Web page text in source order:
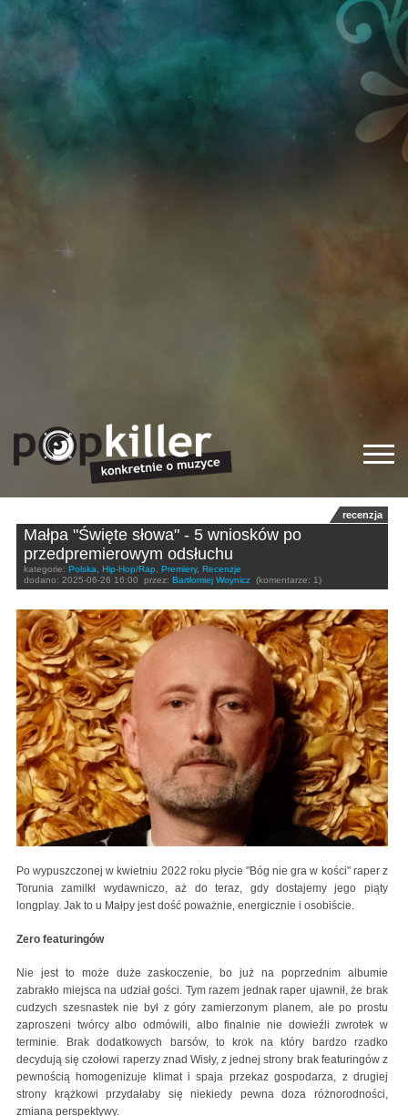
recenzja
Małpa "Święte słowa" - 5 wniosków po
przedpremierowym odsłuchu
kategorie: Polska, Hip-Hop/Rap, Premiery, Recenzje
dodano: 2025-06-26 16:00 przez: Bartłomiej Woynicz (komentarze: 1)
Po wypuszczonej w kwietniu 2022 roku płycie "Bóg nie gra w kości" raper z
Torunia zamilkł wydawniczo, aż do teraz, gdy dostajemy jego piąty
longplay. Jak to u Małpy jest dość poważnie, energicznie i osobiście.
Zero featuringów
Nie jest to może duże zaskoczenie, bo już na poprzednim albumie
zabrakło miejsca na udział gości. Tym razem jednak raper ujawnił, że brak
cudzych szesnastek nie był z góry zamierzonym planem, ale po prostu
zaproszeni twórcy albo odmówili, albo finalnie nie dowieźli zwrotek w
terminie. Brak dodatkowych barsów, to krok na który bardzo rzadko
decydują się czołowi raperzy znad Wisły, z jednej strony brak featuringów z
pewnością homogenizuje klimat i spaja przekaz gospodarza, z drugiej
strony krążkowi przydałaby się niekiedy pewna doza różnorodności,
zmiana perspektywy.